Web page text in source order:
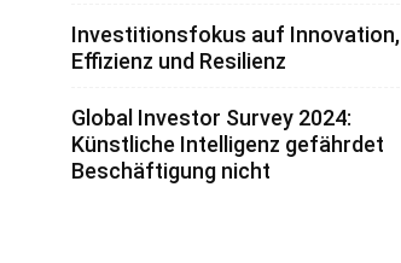
Investitionsfokus auf Innovation,
Effizienz und Resilienz
Global Investor Survey 2024:
Künstliche Intelligenz gefährdet
Beschäftigung nicht